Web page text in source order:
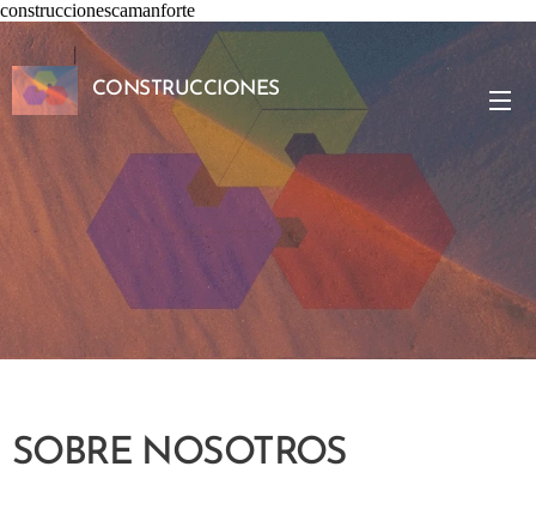
construccionescamanforte
CONSTRUCCIONES
CAMANFORTE S.L.
SOBRE NOSOTROS